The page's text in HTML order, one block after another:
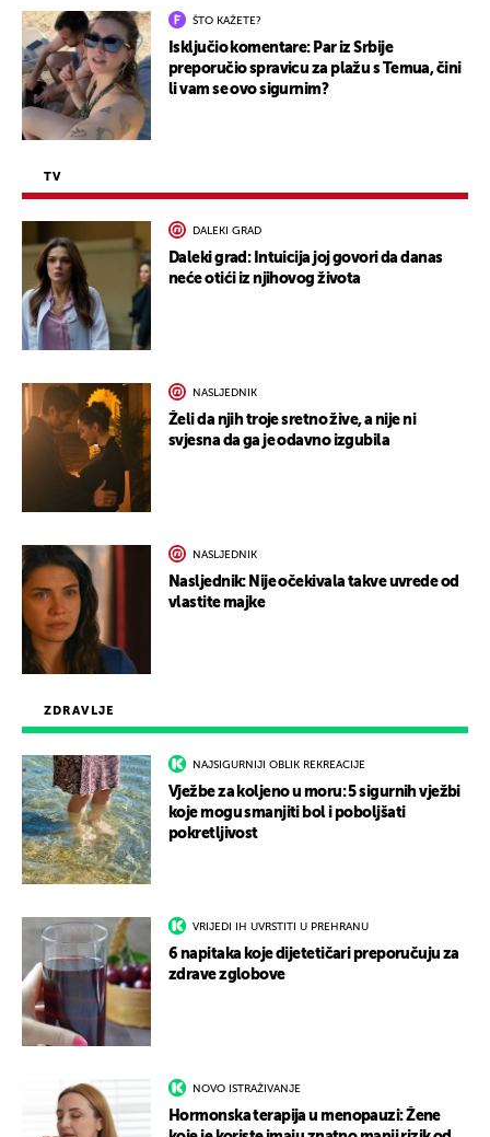
ZDRAVLJE
NAJSIGURNIJI OBLIK REKREACIJE
Vježbe za koljeno u moru: 5 sigurnih vježbi
koje mogu smanjiti bol i poboljšati
pokretljivost
VRIJEDI IH UVRSTITI U PREHRANU
6 napitaka koje dijetetičari preporučuju za
zdrave zglobove
NOVO ISTRAŽIVANJE
Hormonska terapija u menopauzi: Žene
ŠTO KAŽETE?
Isključio komentare: Par iz Srbije
preporučio spravicu za plažu s Temua, čini
li vam se ovo sigurnim?
TV
DALEKI GRAD
Daleki grad: Intuicija joj govori da danas
neće otići iz njihovog života
NASLJEDNIK
Želi da njih troje sretno žive, a nije ni
svjesna da ga je odavno izgubila
NASLJEDNIK
Nasljednik: Nije očekivala takve uvrede od
vlastite majke